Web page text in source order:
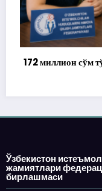
тўланди, аммо уй